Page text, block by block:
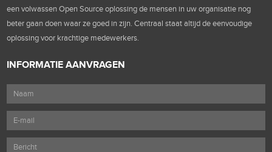
een volwassen Open Source oplossing de mensen in uw organisatie nog
beter gaan doen waar ze goed in zijn. Centraal staat altijd de eenvoudige
oplossing voor krachtige medewerkers.
INFORMATIE AANVRAGEN